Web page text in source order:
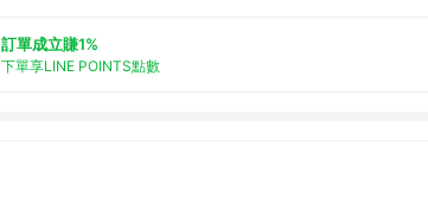
訂單成立賺1%
下單享LINE POINTS點數